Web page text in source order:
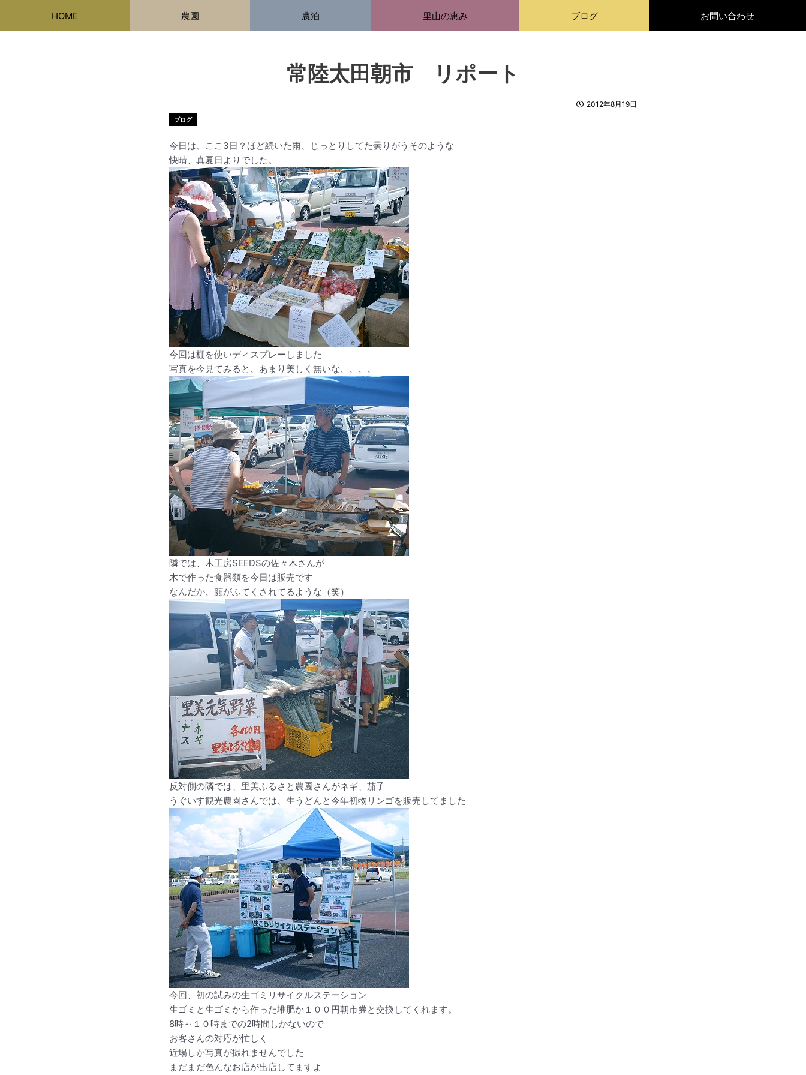
を
HOME 農園 農泊 里山の恵み ブログ お問い合わせ
常陸太田朝市 リポート
2012年8月19日
ブログ
今日は、ここ3日？ほど続いた雨、じっとりしてた曇りがうそのような
快晴、真夏日よりでした。
今回は棚を使いディスプレーしました
写真を今見てみると、あまり美しく無いな、、、、
隣では、木工房SEEDSの佐々木さんが
木で作った食器類を今日は販売です
なんだか、顔がふてくされてるような（笑）
反対側の隣では、里美ふるさと農園さんがネギ、茄子
うぐいす観光農園さんでは、生うどんと今年初物リンゴを販売してました
今回、初の試みの生ゴミリサイクルステーション
生ゴミと生ゴミから作った堆肥か１００円朝市券と交換してくれます。
8時～１０時までの2時間しかないので
お客さんの対応が忙しく
近場しか写真が撮れませんでした
まだまだ色んなお店が出店してますよ